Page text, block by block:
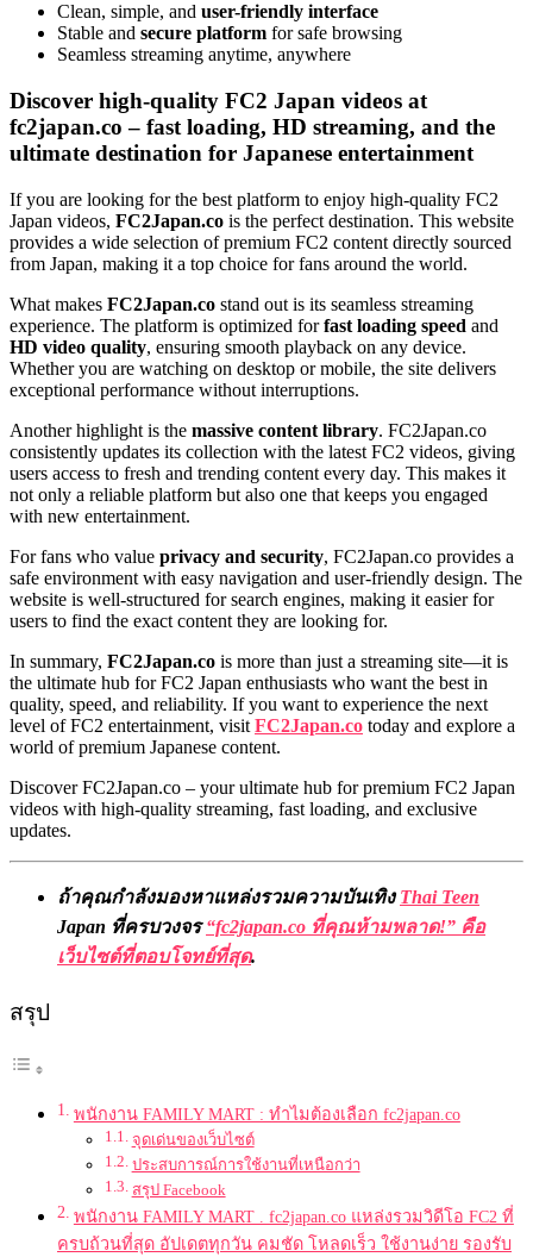
Clean, simple, and user-friendly interface
Stable and secure platform for safe browsing
Seamless streaming anytime, anywhere
Discover high-quality FC2 Japan videos at
fc2japan.co – fast loading, HD streaming, and the
ultimate destination for Japanese entertainment
If you are looking for the best platform to enjoy high-quality FC2
Japan videos, FC2Japan.co is the perfect destination. This website
provides a wide selection of premium FC2 content directly sourced
from Japan, making it a top choice for fans around the world.
What makes FC2Japan.co stand out is its seamless streaming
experience. The platform is optimized forfast loading speed and
HD video quality, ensuring smooth playback on any device.
Whether you are watching on desktop or mobile, the site delivers
exceptional performance without interruptions.
Another highlight is the massive content library. FC2Japan.co
consistently updates its collection with the latest FC2 videos, giving
users access to fresh and trending content every day. This makes it
not only a reliable platform but also one that keeps you engaged
with new entertainment.
For fans who value privacy and security, FC2Japan.co provides a
safe environment with easy navigation and user-friendly design. The
website is well-structured for search engines, making it easier for
users to find the exact content they are looking for.
In summary, FC2Japan.co is more than just a streaming site—it is
the ultimate hub for FC2 Japan enthusiasts who want the best in
quality, speed, and reliability. If you want to experience the next
level of FC2 entertainment, visit FC2Japan.co today and explore a
world of premium Japanese content.
Discover FC2Japan.co – your ultimate hub for premium FC2 Japan
videos with high-quality streaming, fast loading, and exclusive
updates.
ถ้าคุณกำลังมองหาแหล่งรวมความบันเทิง Thai Teen
Japan ที่ครบวงจร“fc2japan.co ที่คุณห้ามพลาด!” คือ
เว็บไซต์ที่ตอบโจทย์ที่สุด.
สรุป
พนักงาน FAMILY MART : ทำไมต้องเลือก fc2japan.co
จุดเด่นของเว็บไซต์
ประสบการณ์การใช้งานที่เหนือกว่า
สรุป Facebook
พนักงาน FAMILY MART . fc2japan.co แหล่งรวมวิดีโอ FC2 ที่
ครบถ้วนที่สุด อัปเดตทุกวัน คมชัด โหลดเร็ว ใช้งานง่าย รองรับ